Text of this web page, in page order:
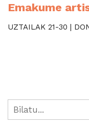
Emakume
UZTAILAK 21-30 |